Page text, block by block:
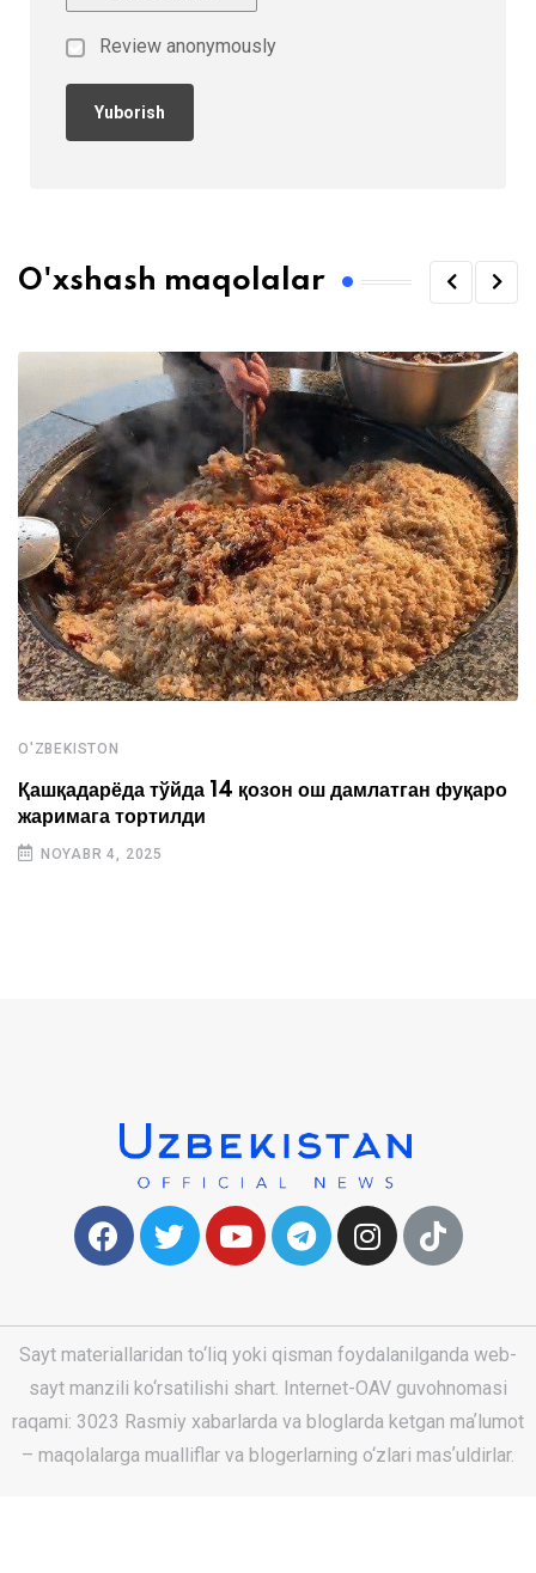
Review anonymously
O'xshash maqolalar
O'ZBEKISTON
Қашқадарёда тўйда 14 қозон ош дамлатган фуқаро
жаримага тортилди
NOYABR 4, 2025
Sayt materiallaridan to‘liq yoki qisman foydalanilganda web-
sayt manzili ko‘rsatilishi shart. Internet-OAV guvohnomasi
raqami: 3023 Rasmiy xabarlarda va bloglarda ketgan maʼlumot
– maqolalarga mualliflar va blogerlarning o‘zlari masʼuldirlar.